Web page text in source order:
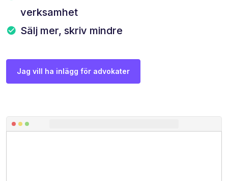
verksamhet
Sälj mer, skriv mindre
Jag vill ha inlägg för advokater